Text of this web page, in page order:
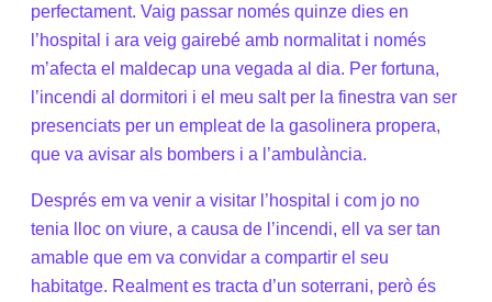
perfectament. Vaig passar només quinze dies en
l’hospital i ara veig gairebé amb normalitat i només
m’afecta el maldecap una vegada al dia. Per fortuna,
l’incendi al dormitori i el meu salt per la finestra van ser
presenciats per un empleat de la gasolinera propera,
que va avisar als bombers i a l’ambulància.
Després em va venir a visitar l’hospital i com jo no
tenia lloc on viure, a causa de l’incendi, ell va ser tan
amable que em va convidar a compartir el seu
habitatge. Realment es tracta d’un soterrani, però és